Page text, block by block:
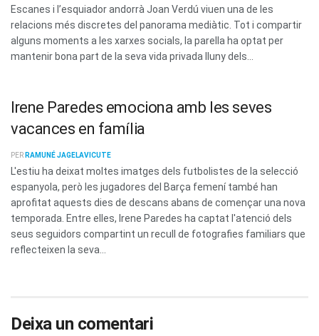
Escanes i l’esquiador andorrà Joan Verdú viuen una de les
relacions més discretes del panorama mediàtic. Tot i compartir
alguns moments a les xarxes socials, la parella ha optat per
mantenir bona part de la seva vida privada lluny dels...
Irene Paredes emociona amb les seves
vacances en família
PER RAMUNÉ JAGELAVICUTE
L'estiu ha deixat moltes imatges dels futbolistes de la selecció
espanyola, però les jugadores del Barça femení també han
aprofitat aquests dies de descans abans de començar una nova
temporada. Entre elles, Irene Paredes ha captat l'atenció dels
seus seguidors compartint un recull de fotografies familiars que
reflecteixen la seva...
Deixa un comentari